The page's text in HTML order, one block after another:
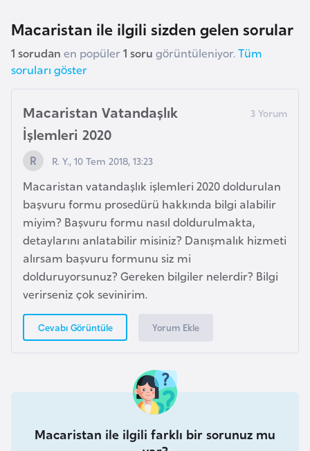
Macaristan ile ilgili sizden gelen sorular
1 sorudan en popüler1 soru görüntüleniyor. Tüm
soruları göster
Macaristan Vatandaşlık
İşlemleri 2020
R. Y., 10 Tem 2018, 13:23
Macaristan vatandaşlık işlemleri 2020 doldurulan
başvuru formu prosedürü hakkında bilgi alabilir
miyim? Başvuru formu nasıl doldurulmakta,
detaylarını anlatabilir misiniz? Danışmalık hizmeti
alırsam başvuru formunu siz mi
dolduruyorsunuz? Gereken bilgiler nelerdir? Bilgi
verirseniz çok sevinirim.
Cevabı Görüntüle Yorum Ekle
Macaristan ile ilgili farklı bir sorunuz mu
a
y
i
r
C
i
b
u
t
Ç
i
n
D
a